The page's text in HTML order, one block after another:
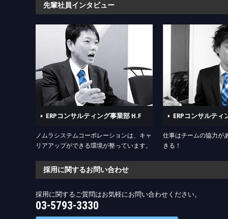
先輩社員インタビュー
ERPコンサルティング事業部 H.F
ノムラシステムコーポレーションは、キャ
リアアップができる環境が整っています。
ERPコンサルティ
仕事はチームの協力が
きる！
採用に関するお問い合わせ
採用に関するご質問はお気軽にお問い合わせください。
03-5793-3330